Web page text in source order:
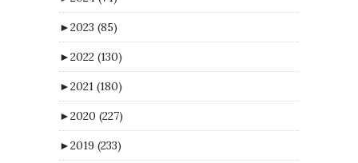
►2023 (85)
►2022 (130)
►2021 (180)
►2020 (227)
►2019 (233)